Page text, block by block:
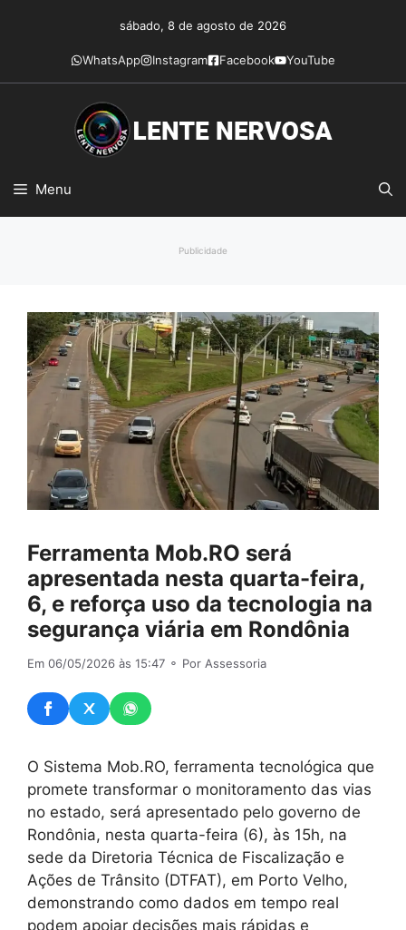
conteúdo
sábado, 8 de agosto de 2026
WhatsApp Instagram Facebook YouTube
Menu
Publicidade
Ferramenta Mob.RO será
apresentada nesta quarta-feira,
6, e reforça uso da tecnologia na
segurança viária em Rondônia
Em 06/05/2026 às 15:47 ⚬ Por Assessoria
O Sistema Mob.RO, ferramenta tecnológica que
promete transformar o monitoramento das vias
no estado, será apresentado pelo governo de
Rondônia, nesta quarta-feira (6), às 15h, na
sede da Diretoria Técnica de Fiscalização e
Ações de Trânsito (DTFAT), em Porto Velho,
demonstrando como dados em tempo real
podem apoiar decisões mais rápidas e